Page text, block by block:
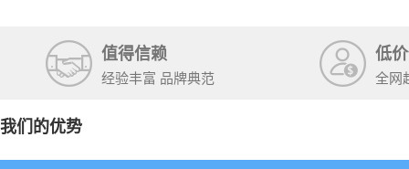
值得信赖
经验丰富 品牌典范
低
全网
我们的优势